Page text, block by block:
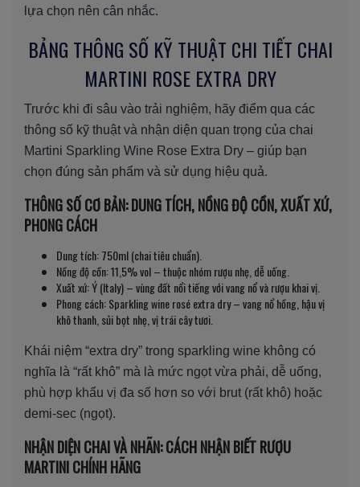
lựa chọn nên cân nhắc.
BẢNG THÔNG SỐ KỸ THUẬT CHI TIẾT CHAI
MARTINI ROSE EXTRA DRY
Trước khi đi sâu vào trải nghiệm, hãy điểm qua các
thông số kỹ thuật và nhận diện quan trọng của chai
Martini Sparkling Wine Rose Extra Dry – giúp bạn
chọn đúng sản phẩm và sử dụng hiệu quả.
THÔNG SỐ CƠ BẢN: DUNG TÍCH, NỒNG ĐỘ CỒN, XUẤT XỨ,
PHONG CÁCH
Dung tích: 750ml (chai tiêu chuẩn).
Nồng độ cồn: 11,5% vol – thuộc nhóm rượu nhẹ, dễ uống.
Xuất xứ: Ý (Italy) – vùng đất nổi tiếng với vang nổ và rượu khai vị.
Phong cách: Sparkling wine rosé extra dry – vang nổ hồng, hậu vị
khô thanh, sủi bọt nhẹ, vị trái cây tươi.
Khái niệm “extra dry” trong sparkling wine không có
nghĩa là “rất khô” mà là mức ngọt vừa phải, dễ uống,
phù hợp khẩu vị đa số hơn so với brut (rất khô) hoặc
demi-sec (ngọt).
NHẬN DIỆN CHAI VÀ NHÃN: CÁCH NHẬN BIẾT RƯỢU
MARTINI CHÍNH HÃNG